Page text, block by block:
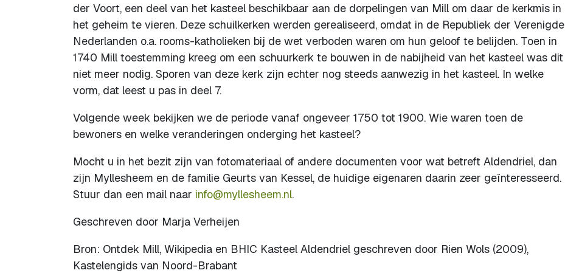
der Voort, een deel van het kasteel beschikbaar aan de dorpelingen van Mill om daar de kerkmis in
het geheim te vieren. Deze schuilkerken werden gerealiseerd, omdat in de Republiek der Verenigde
Nederlanden o.a. rooms-katholieken bij de wet verboden waren om hun geloof te belijden. Toen in
1740 Mill toestemming kreeg om een schuurkerk te bouwen in de nabijheid van het kasteel was dit
niet meer nodig. Sporen van deze kerk zijn echter nog steeds aanwezig in het kasteel. In welke
vorm, dat leest u pas in deel 7.
Volgende week bekijken we de periode vanaf ongeveer 1750 tot 1900. Wie waren toen de
bewoners en welke veranderingen onderging het kasteel?
Mocht u in het bezit zijn van fotomateriaal of andere documenten voor wat betreft Aldendriel, dan
zijn Myllesheem en de familie Geurts van Kessel, de huidige eigenaren daarin zeer geïnteresseerd.
Stuur dan een mail naar info@myllesheem.nl.
Geschreven door Marja Verheijen
Bron: Ontdek Mill, Wikipedia en BHIC Kasteel Aldendriel geschreven door Rien Wols (2009),
Kastelengids van Noord-Brabant